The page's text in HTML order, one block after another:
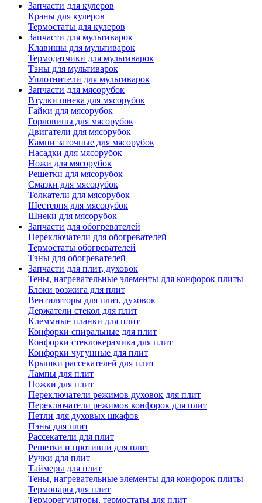
Запчасти для кулеров
Краны для кулеров
Термостаты для кулеров
Запчасти для мультиварок
Клавишы для мультиварок
Термодатчики для мультиварок
Тэны для мультиварок
Уплотнители для мультиварок
Запчасти для мясорубок
Втулки шнека для мясорубок
Гайки для мясорубок
Горловины для мясорубок
Двигатели для мясорубок
Камни заточные для мясорубок
Насадки для мясорубок
Ножи для мясорубок
Решетки для мясорубок
Смазки для мясорубок
Толкатели для мясорубок
Шестерня для мясорубок
Шнеки для мясорубок
Запчасти для обогревателей
Переключатели для обогревателей
Термостаты обогревателей
Тэны для обогревателей
Запчасти для плит, духовок
Тены, нагревательные элементы для конфорок плиты
Блоки розжига для плит
Вентиляторы для плит, духовок
Держатели стекол для плит
Клеммные планки для плит
Конфорки спиральные для плит
Конфорки стеклокерамика для плит
Конфорки чугунные для плит
Крышки рассекателей для плит
Лампы для плит
Ножки для плит
Переключатели режимов духовок для плит
Переключатели режимов конфорок для плит
Петли для духовых шкафов
Пэны для плит
Рассекатели для плит
Решетки и противни для плит
Ручки для плит
Таймеры для плит
Тены, нагревательные элементы для конфорок плиты
Термопары для плит
Терморегуляторы, термостаты для плит